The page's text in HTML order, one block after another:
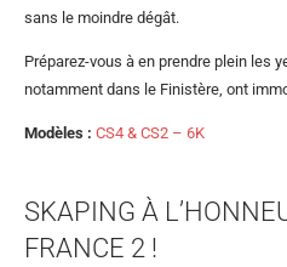
sans le moindre dégât.
Préparez-vous à en prendre plein les
notamment dans le Finistère, ont
Modèles : CS4 & CS2 – 6K
SKAPING À
FRANCE 2 !